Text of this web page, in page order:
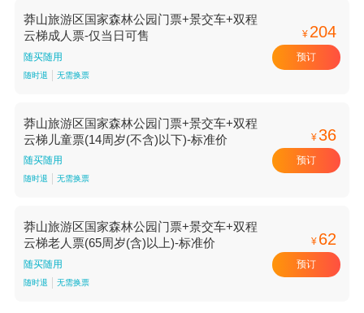
莽山旅游区国家森林公园门票+景交车+双程
云梯成人票-仅当日可售
随买随用
随时退 无需换票
¥ 204
预订
莽山旅游区国家森林公园门票+景交车+双程
云梯儿童票(14周岁(不含)以下)-标准价
随买随用
随时退 无需换票
¥36
预订
莽山旅游区国家森林公园门票+景交车+双程
云梯老人票(65周岁(含)以上)-标准价
随买随用
随时退 无需换票
¥ 62
预订